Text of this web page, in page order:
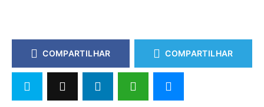
COMPARTILHAR COMPARTILHAR